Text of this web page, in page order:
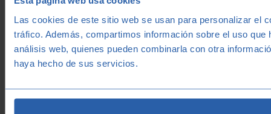
Las cookies de este sitio web se usan para personalizar el
tráfico. Además, compartimos información sobre el uso
análisis web, quienes pueden combinarla con otra
haya hecho de sus servicios.